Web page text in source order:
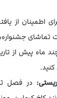
اطمینان از
ماه پیش از
در فصل